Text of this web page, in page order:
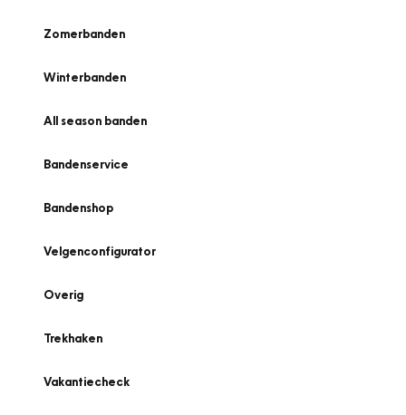
Zomerbanden
Winterbanden
All season banden
Bandenservice
Bandenshop
Velgenconfigurator
Overig
Trekhaken
Vakantiecheck